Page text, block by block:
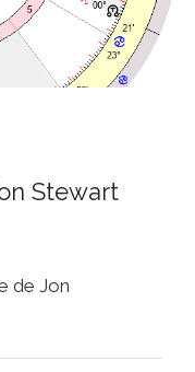
Stewart
de Jon